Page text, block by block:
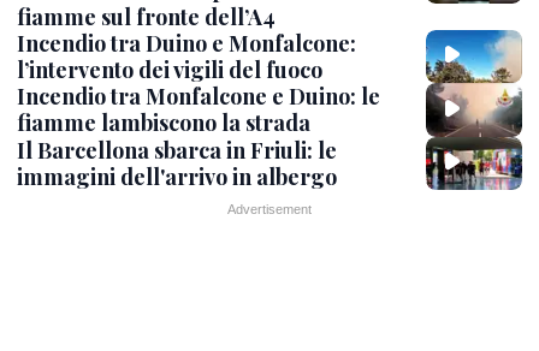
fiamme sul fronte dell’A4
Incendio tra Duino e Monfalcone:
l’intervento dei vigili del fuoco
Incendio tra Monfalcone e Duino: le
fiamme lambiscono la strada
Il Barcellona sbarca in Friuli: le
immagini dell'arrivo in albergo